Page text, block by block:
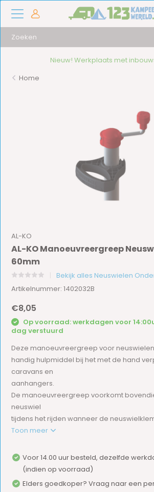
16.000+
Home
AL-KO
AL-KO Manoeuvreergreep
60mm
Bekijk alles Neuswielen
Artikelnummer: 1402032B
€8,05
Op voorraad: werkdagen voor
dag verstuurd
Deze manoeuvreergreep voor
handig hulpmiddel bij het met de hand
caravans en
aanhangers.
De manoeuvreergreep voorkomt
neuswiel
tijdens het rijden wanneer de
Toon meer
Voor 14.00 uur besteld, dezelfde
(indien op voorraad)
Elders goedkoper? Vraag naar een